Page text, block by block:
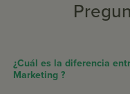
¿Cuál es la diferencia
Marketing ?